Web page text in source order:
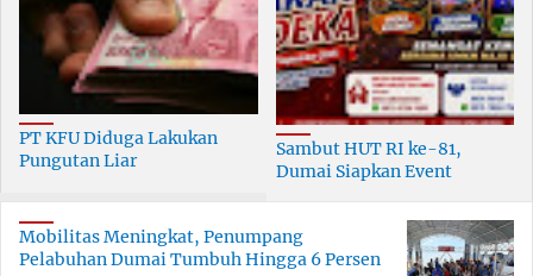
PT KFU Diduga Lakukan
Pungutan Liar
Dumai
Sambut HUT RI ke-81,
Dumai Siapkan Event
Mobilitas Meningkat, Penumpang
Pelabuhan Dumai Tumbuh Hingga 6 Persen